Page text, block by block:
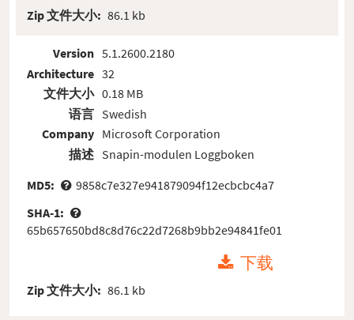
Zip 文件大小: 86.1 kb
Version
Architecture
文件大小
语言
Company
描述
5.1.2600.2180
32
0.18 MB
Swedish
Microsoft Corporation
Snapin-modulen Loggboken
MD5:
9858c7e327e941879094f12ecbcbc4a7
SHA-1:
65b657650bd8c8d76c22d7268b9bb2e94841fe01
下载
Zip 文件大小: 86.1 kb